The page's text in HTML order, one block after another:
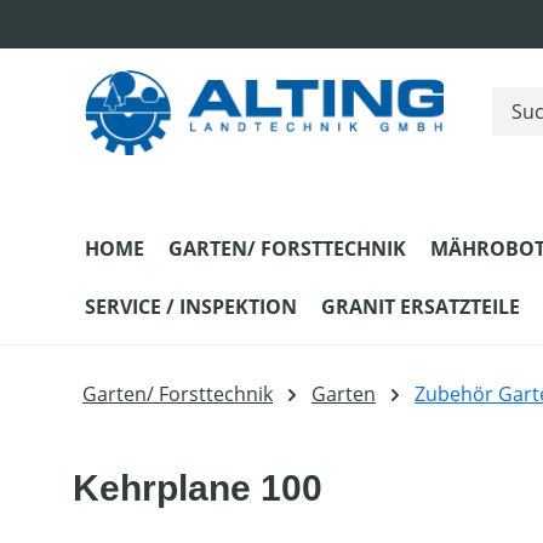
HOME GARTEN/ FORSTTECHNIK
SERVICE / INSPEKTION GRANIT ERSATZTEILE
Garten/ Forsttechnik Garten Zubehör
Kehrplane 100